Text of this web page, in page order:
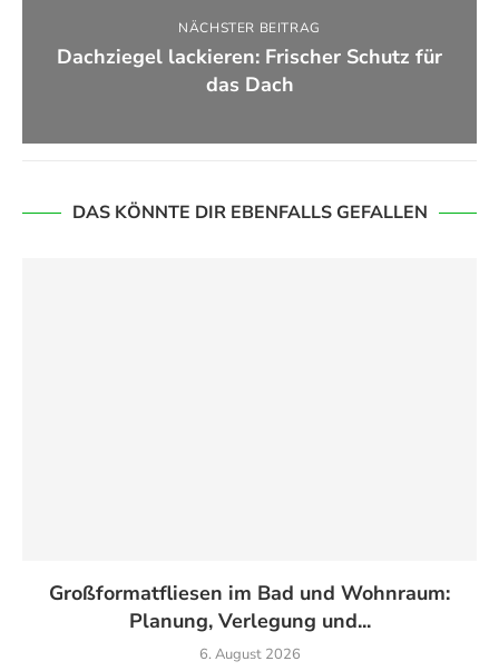
NÄCHSTER BEITRAG
Dachziegel lackieren: Frischer Schutz für
das Dach
DAS KÖNNTE DIR EBENFALLS GEFALLEN
Großformatfliesen im Bad und Wohnraum:
Planung, Verlegung und...
6. August 2026